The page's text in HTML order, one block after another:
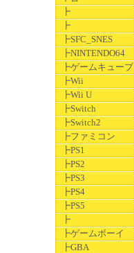
┣
┣
┣SFC_SNES
┣NINTENDO64
┣ゲームキューブ
┣Wii
┣Wii U
┣Switch
┣Switch2
┣ファミコン
┣PS1
┣PS2
┣PS3
┣PS4
┣PS5
┣
┣ゲームボーイ
┣GBA